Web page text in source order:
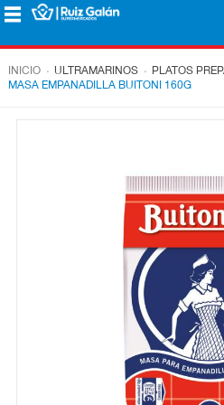
Saltar al contenido
CORPORATIVO
INICIO . ULTRAMARINOS . PLATOS
MASA EMPANADILLA BUITONI 160G